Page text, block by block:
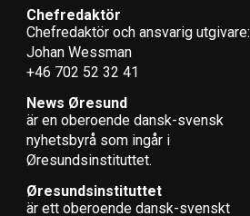
Chefredaktör
Chefredaktör och ansvarig utgivare:
Johan Wessman
+46 702 52 32 41
News Øresund
är en oberoende dansk-svensk
nyhets­byrå som ingår i
Øresundsinstituttet.
Øresundsinstituttet
är ett oberoende dansk-svenskt